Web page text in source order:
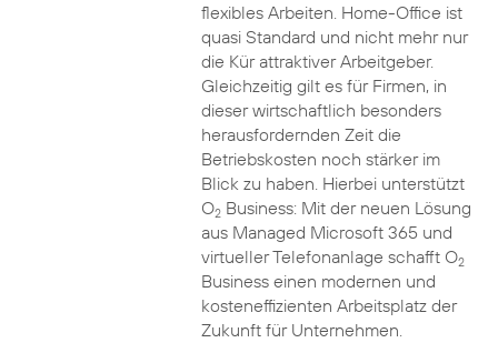
flexibles Arbeiten. Home-Office ist
quasi Standard und nicht mehr nur
die Kür attraktiver Arbeitgeber.
Gleichzeitig gilt es für Firmen, in
dieser wirtschaftlich besonders
herausfordernden Zeit die
Betriebskosten noch stärker im
Blick zu haben. Hierbei unterstützt
O2Business: Mit der neuen Lösung
aus Managed Microsoft 365 und
virtueller Telefonanlage schafft O2
Business einen modernen und
kosteneffizienten Arbeitsplatz der
Zukunft für Unternehmen.